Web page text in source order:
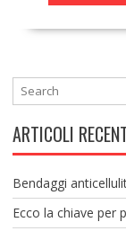
ARTICOLI
Bendaggi
Ecco la chiave per